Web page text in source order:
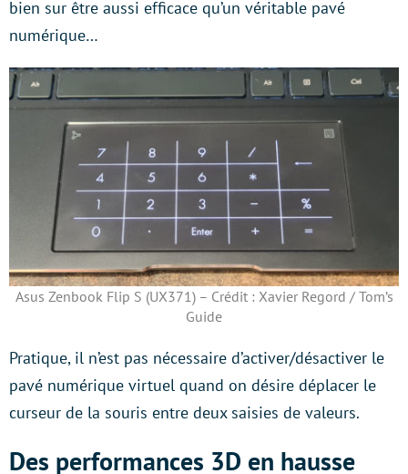
bien sur être aussi efficace qu’un véritable pavé
numérique…
Asus Zenbook Flip S (UX371) – Crédit : Xavier Regord / Tom’s
Guide
Pratique, il n’est pas nécessaire d’activer/désactiver le
pavé numérique virtuel quand on désire déplacer le
curseur de la souris entre deux saisies de valeurs.
Des performances 3D en hausse